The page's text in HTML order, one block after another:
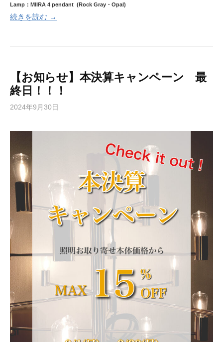
Lamp：MIIRA 4 pendant (Rock Gray・Opal)
続きを読む →
【お知らせ】本決算キャンペーン 最
終日！！！
2024年9月30日